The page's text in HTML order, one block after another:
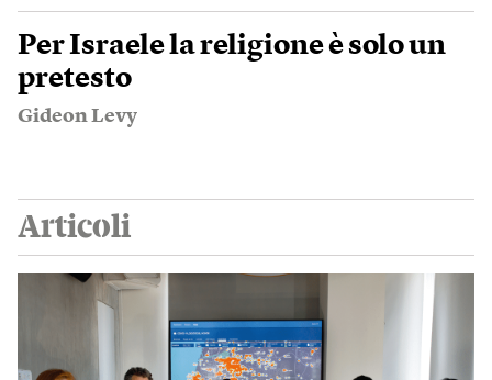
Per Israele la religione è solo un
pretesto
Gideon Levy
Articoli